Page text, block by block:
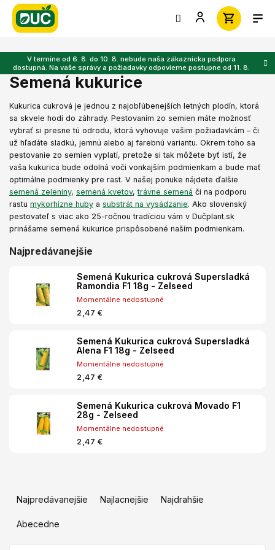
Prejsť
obsah
V termíne od 6. 8. do 10. 8. nebude naša zákaznícka podpora
dostupná. Na vaše správy a požiadavky odpovieme postupne od 11. 8.
Semená kukurice
Kukurica cukrová je jednou z najobľúbenejších letných plodín, ktorá
sa skvele hodí do záhrady. Pestovaním zo semien máte možnosť
vybrať si presne tú odrodu, ktorá vyhovuje vašim požiadavkám – či
už hľadáte sladkú, jemnú alebo aj farebnú variantu. Okrem toho sa
pestovanie zo semien vyplatí, pretože si tak môžete byť istí, že
vaša kukurica bude odolná voči vonkajším podmienkam a bude mať
optimálne podmienky pre rast. V našej ponuke nájdete ďalšie
semená zeleniny, semená kvetov,trávne semená či na podporu
rastu mykorhízne huby a substrát na vysádzanie. Ako slovenský
pestovateľ s viac ako 25-ročnou tradíciou vám v Dučplant.sk
prinášame semená kukurice prispôsobené naším podmienkam.
Najpredávanejšie
Semená Kukurica cukrová Supersladká
Ramondia F1 18g - Zelseed
Momentálne nedostupné
2,47 €
Semená Kukurica cukrová Supersladká
Alena F1 18g - Zelseed
Momentálne nedostupné
2,47 €
Semená Kukurica cukrová Movado F1
28g - Zelseed
Momentálne nedostupné
2,47 €
e
Najpredávanejšie Najlacnejšie Najdrahšie
Abecedne